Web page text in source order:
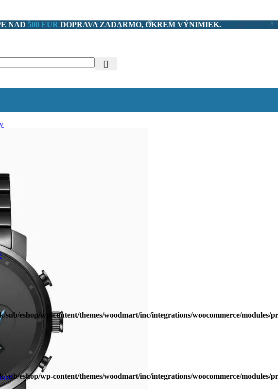
NAD 500 EUR DOPRAVA ZADARMO, OKREM VÝNIMIEK.
sub/eshop/wp-content/themes/woodmart/inc/integrations/woocommerce/modules/
sub/eshop/wp-content/themes/woodmart/inc/integrations/woocommerce/modules/